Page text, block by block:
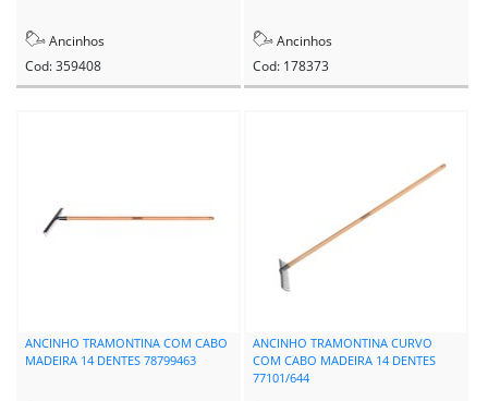
Ancinhos
Cod: 359408
Ancinhos
Cod: 178373
ANCINHO TRAMONTINA COM CABO
MADEIRA 14 DENTES 78799463
ANCINHO TRAMONTINA CURVO
COM CABO MADEIRA 14 DENTES
77101/644